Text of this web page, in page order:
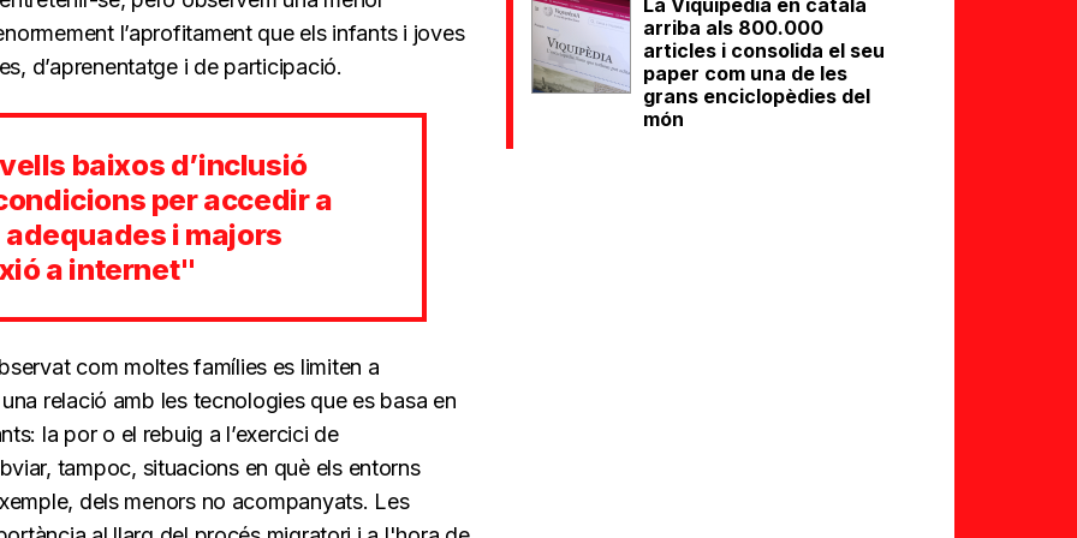
l’aprofitament que els infants i joves
d’aprenentatge i de participació.
baixos d’inclusió
per accedir a
i majors
a internet"
com moltes famílies es limiten a
relació amb les tecnologies que es basa en
la por o el rebuig a l’exercici de
tampoc, situacions en què els entorns
dels menors no acompanyats. Les
La Viquipèdia en català
arriba als 800.000
articles i consolida el seu
paper com una de les
grans enciclopèdies del
món